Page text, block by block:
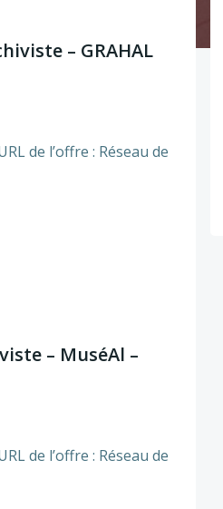
– GRAHAL
de l’offre : Réseau de
– MuséAl –
de l’offre : Réseau de